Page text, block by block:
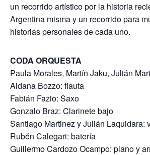
un recorrido artístico por la historia
Argentina misma y un recorrido para
historias personales de cada uno.
CODA ORQUESTA
Paula Morales, Martín Jaku, Julián
Aldana Bozzo: flauta
Fabián Fazio: Saxo
Gonzalo Braz: Clarinete bajo
Santiago Martinez y Julián Laquidara:
Rubén Calegari: batería
Guillermo Cardozo Ocampo: piano y